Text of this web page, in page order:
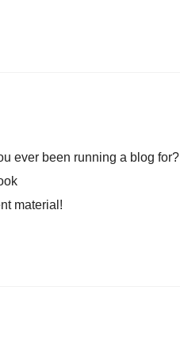
ever been running a blog for?
material!